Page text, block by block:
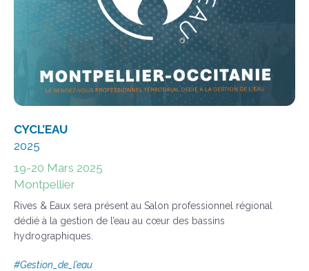
CYCL’EAU
2025
19-20 Mars 2025
Montpellier
Rives & Eaux sera présent au Salon professionnel régional
dédié à la gestion de l’eau au cœur des bassins
hydrographiques.
#Gestion_de_l’eau